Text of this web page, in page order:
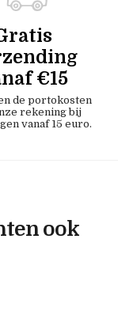
€15
de portokosten
rekening bij
vanaf 15 euro.
ook